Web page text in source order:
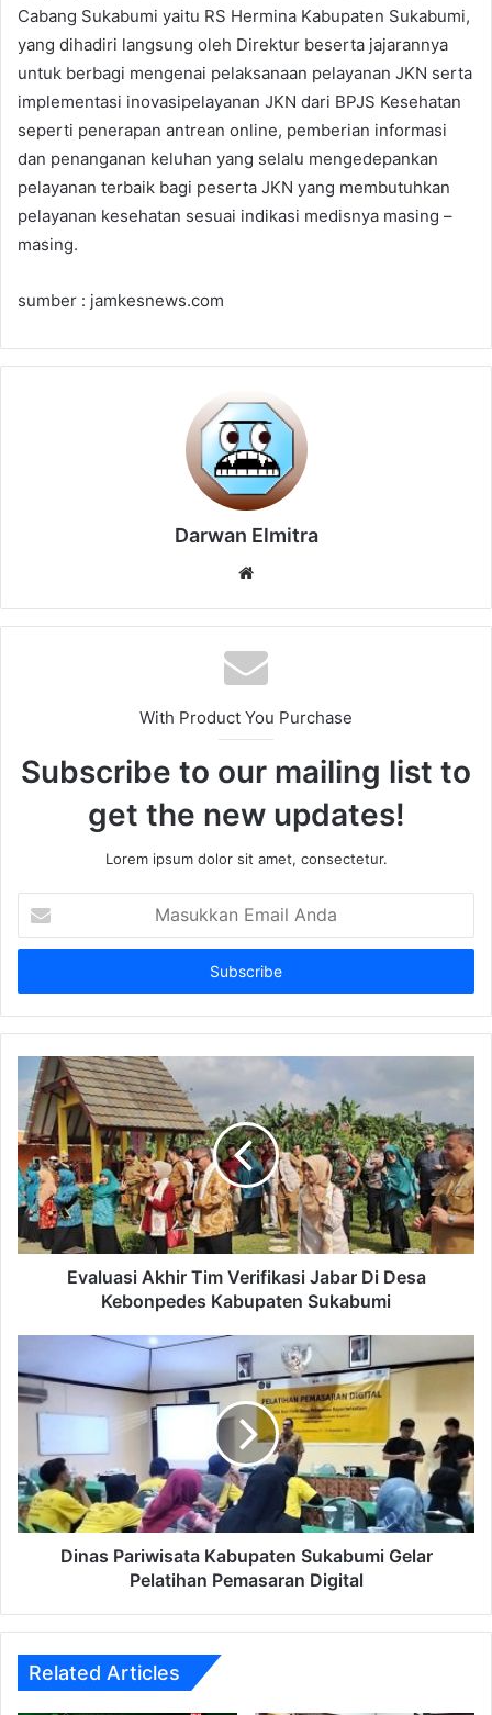
Cabang Sukabumi yaitu RS Hermina Kabupaten Sukabumi,
yang dihadiri langsung oleh Direktur beserta jajarannya
untuk berbagi mengenai pelaksanaan pelayanan JKN serta
implementasi inovasipelayanan JKN dari BPJS Kesehatan
seperti penerapan antrean online, pemberian informasi
dan penanganan keluhan yang selalu mengedepankan
pelayanan terbaik bagi peserta JKN yang membutuhkan
pelayanan kesehatan sesuai indikasi medisnya masing –
masing.
sumber : jamkesnews.com
Darwan Elmitra
Website
With Product You Purchase
Subscribe to our mailing list to
get the new updates!
Lorem ipsum dolor sit amet, consectetur.
Email
Anda
Evaluasi Akhir Tim Verifikasi Jabar Di Desa
Kebonpedes Kabupaten Sukabumi
Dinas Pariwisata Kabupaten Sukabumi Gelar
Pelatihan Pemasaran Digital
Related Articles